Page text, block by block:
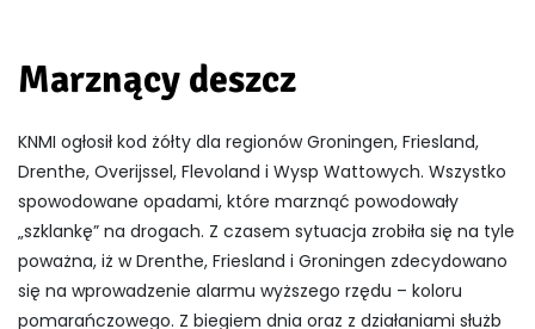
Marznący deszcz
KNMI ogłosił kod żółty dla regionów Groningen, Friesland,
Drenthe, Overijssel, Flevoland i Wysp Wattowych. Wszystko
spowodowane opadami, które marznąć powodowały
„szklankę” na drogach. Z czasem sytuacja zrobiła się na tyle
poważna, iż w Drenthe, Friesland i Groningen zdecydowano
się na wprowadzenie alarmu wyższego rzędu – koloru
pomarańczowego. Z biegiem dnia oraz z działaniami służb